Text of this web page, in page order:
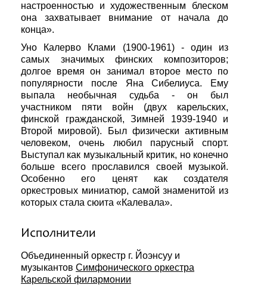
настроенностью и художественным блеском
она захватывает внимание от начала до
конца».
Уно Калерво Клами (1900-1961) - один из
самых значимых финских композиторов;
долгое время он занимал второе место по
популярности после Яна Сибелиуса. Ему
выпала необычная судьба - он был
участником пяти войн (двух карельских,
финской гражданской, Зимней 1939-1940 и
Второй мировой). Был физически активным
человеком, очень любил парусный спорт.
Выступал как музыкальный критик, но конечно
больше всего прославился своей музыкой.
Особенно его ценят как создателя
оркестровых миниатюр, самой знаменитой из
которых стала сюита «Калевала».
Исполнители
Объединенный оркестр г. Йоэнсуу и
музыкантов Симфонического оркестра
Карельской филармонии